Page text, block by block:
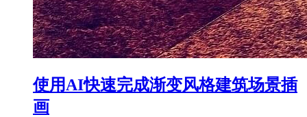
使用AI快速完成渐变风格建筑场景插
画